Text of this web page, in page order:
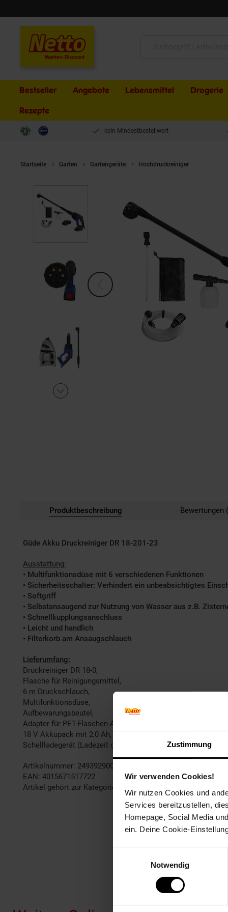
Zustimmung
Wir verwenden Cookies!
Wir nutzen Cookies und
Services bereitzustellen,
Homepage, Social Media
ein. Deine Cookie-
Notwendig
Bestseller Angebote Lebensmittel Drogerie
Rezepte
kein Mindestbestellwert
Startseite Garten Gartengeräte Hochdruckreiniger
Produktbeschreibung Bewertungen
Güde Akku Druckreiniger DR 18-201-23
Ausstattung:
• Multifunktionsdüse mit 6 verschiedenen Funktionen
• Sicherheitsschalter: Verhindert ein unbeabsichtigtes
• Softgriff
• Selbstansaugend zur Nutzung von Wasser aus z.B.
• Schnellkupplungsanschluss
• Leicht und handlich
• Filterkorb am Ansaugschlauch
Lieferumfang:
Druckreiniger DR 18-0,
Flasche für Reinigungsmittel,
6 m Druckschlauch,
Multifunktionsdüse,
Aufbewarungsbeutel,
Adapter für PET-Flaschen-Anschluss,
18 V Akkupack mit 2,0 Ah,
Schellladegerät (Ladezeit ca. 1 h)
Artikelnummer: 2493929000
EAN: 4015671517722
Artikel gehört zur Kategorie: